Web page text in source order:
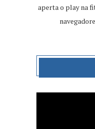
aperta o play na